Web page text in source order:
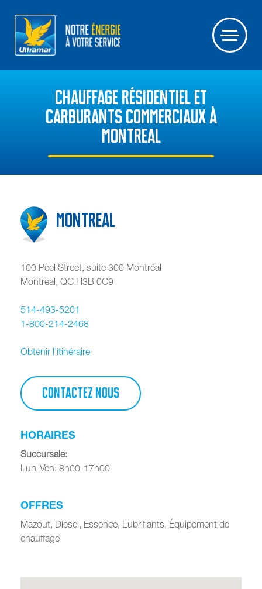
CHAUFFAGE RÉSIDENTIEL ET
CARBURANTS COMMERCIAUX À
MONTREAL
Montreal
100 Peel Street, suite 300 Montréal
Montreal QC H3B 0C9
514-493-5201
1-800-214-2468
Obtenir l’itinéraire
CONTACTEZ NOUS
HORAIRES
Succursale:
Lun-Ven: 8h00-17h00
OFFRES
Mazout, Diesel, Essence, Lubrifiants, Équipement de
chauffage